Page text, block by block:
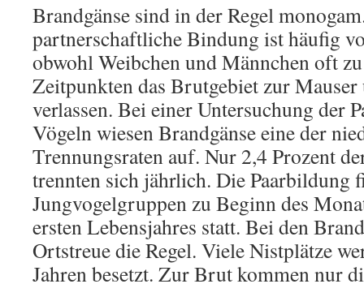
Brandgänse sind in der Regel
partnerschaftliche Bindung ist häufig
obwohl Weibchen und Männchen oft
Zeitpunkten das Brutgebiet zur
verlassen. Bei einer Untersuchung der
Vögeln wiesen Brandgänse eine der
Trennungsraten auf. Nur 2,4 Prozent
trennten sich jährlich. Die Paarbildung
Jungvogelgruppen zu Beginn des
ersten Lebensjahres statt. Bei den
Ortstreue die Regel. Viele Nistplätze
Jahren besetzt. Zur Brut kommen nur